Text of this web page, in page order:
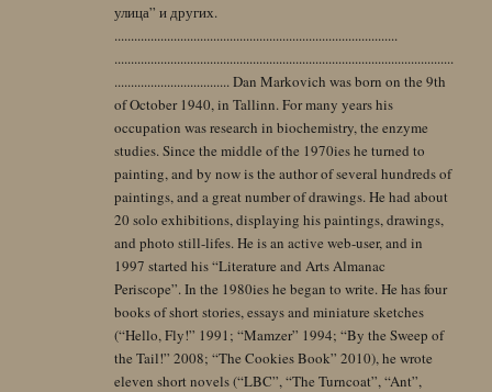
улица” и других.
......................................................................................
.......................................................................................................
................................... Dan Markovich was born on the 9th
of October 1940, in Tallinn. For many years his
occupation was research in biochemistry, the enzyme
studies. Since the middle of the 1970ies he turned to
painting, and by now is the author of several hundreds of
paintings, and a great number of drawings. He had about
20 solo exhibitions, displaying his paintings, drawings,
and photo still-lifes. He is an active web-user, and in
1997 started his “Literature and Arts Almanac
Periscope”. In the 1980ies he began to write. He has four
books of short stories, essays and miniature sketches
(“Hello, Fly!” 1991; “Mamzer” 1994; “By the Sweep of
the Tail!” 2008; “The Cookies Book” 2010), he wrote
eleven short novels (“LBC”, “The Turncoat”, “Ant”,